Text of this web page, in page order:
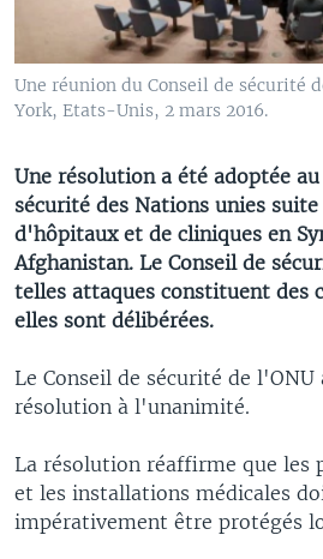
Une réunion du Conseil de sécurité
York, Etats-Unis, 2 mars 2016.
Une résolution a été adoptée
sécurité des Nations unies
d'hôpitaux et de cliniques en
Afghanistan. Le Conseil de
telles attaques constituent des
elles sont délibérées.
Le Conseil de sécurité de l'ONU
résolution à l'unanimité.
La résolution réaffirme que les
et les installations médicales
impérativement être protégés